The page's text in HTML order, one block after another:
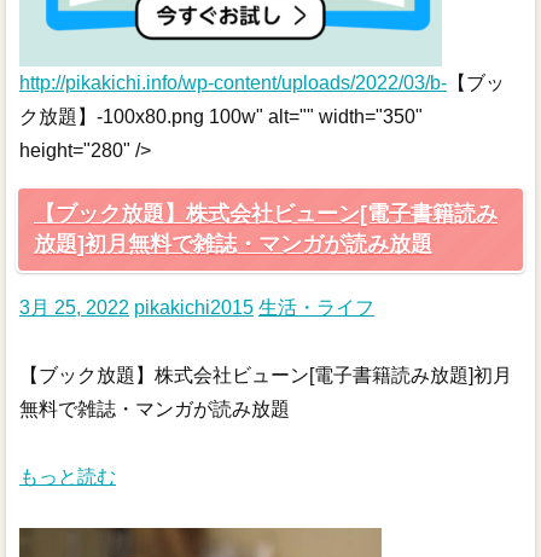
http://pikakichi.info/wp-content/uploads/2022/03/b-【ブッ
ク放題】-100x80.png 100w" alt="" width="350"
height="280" />
【ブック放題】株式会社ビューン[電子書籍読み
放題]初月無料で雑誌・マンガが読み放題
3月 25, 2022 pikakichi2015 生活・ライフ
【ブック放題】株式会社ビューン[電子書籍読み放題]初月
無料で雑誌・マンガが読み放題
もっと読む